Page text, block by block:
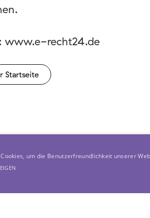
www.e-recht24.de
Startseite
um die Benutzerfreundlichkeit unserer